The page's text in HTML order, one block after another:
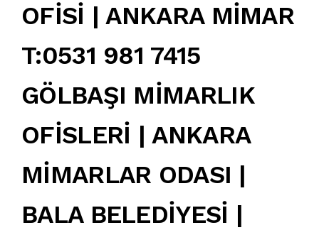
OFİSİ | ANKARA MİMAR
T:0531 981 7415
GÖLBAŞI MİMARLIK
OFİSLERİ | ANKARA
MİMARLAR ODASI |
BALA BELEDİYESİ |